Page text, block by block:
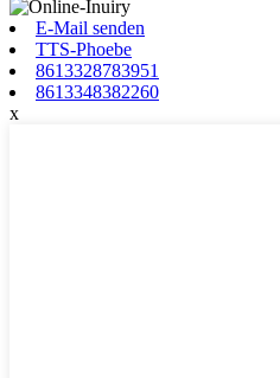
E-Mail senden
TTS-Phoebe
8613328783951
8613348382260
x